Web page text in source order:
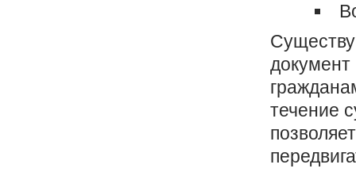
документ
течение